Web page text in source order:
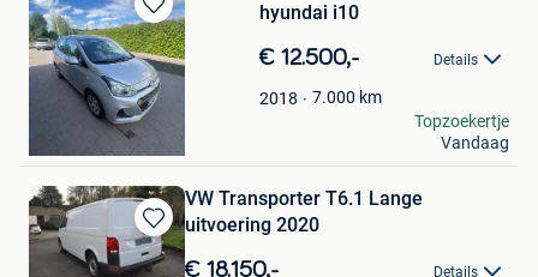
Bewaren
in
Mijn
Favorieten
hyundai i10
€ 12.500,- Details
2018 7.000 km
vandenbussche rik
Topzoekertje
Vandaag
Bewaren
in
VW Transporter T6.1 Lange
uitvoering 2020
€ 18.150,- Details